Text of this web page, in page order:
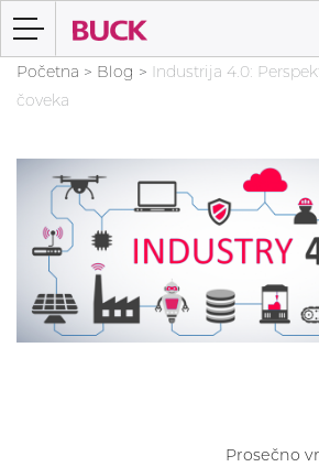
Početna > Blog > Industrija 4.0:
čoveka
Prosečno